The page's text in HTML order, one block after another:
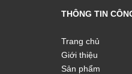
THÔNG TIN
Trang chủ
Giới thiệu
Sản phẩm